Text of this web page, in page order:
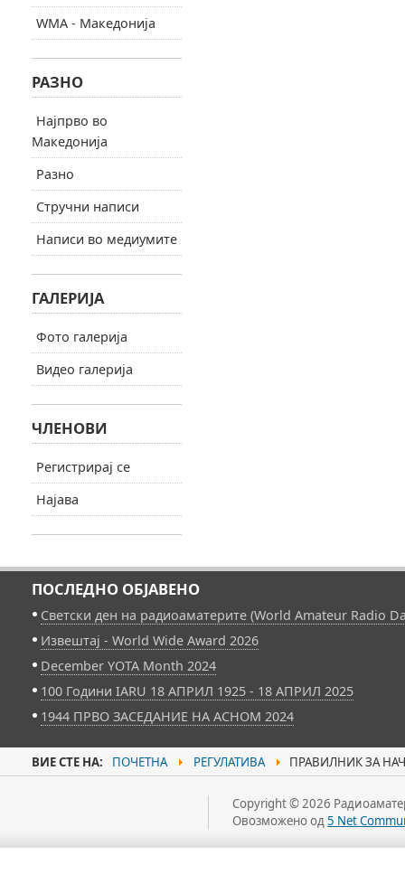
WMA - Македонија
РАЗНО
Најпрво во
Македонија
Разно
Стручни написи
Написи во медиумите
ГАЛЕРИЈА
Фото галерија
Видео галерија
ЧЛЕНОВИ
Регистрирај се
Најава
ПОСЛЕДНО ОБЈАВЕНО
Светски ден на радиоаматерите (World Amateur Radio
Извештај - World Wide Award 2026
December YOTA Month 2024
100 Години IARU 18 АПРИЛ 1925 - 18 АПРИЛ 2025
1944 ПРВО ЗАСЕДАНИЕ НА АСНОМ 2024
ВИЕ СТЕ НА: ПОЧЕТНА РЕГУЛАТИВА ПРАВИЛНИК ЗА
Copyright © 2026
Овозможено од5 Net